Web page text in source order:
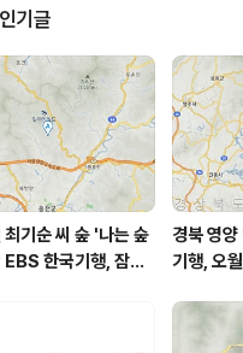
리거나 대기상황 공기질은 어제 초미세
/m³ 미세먼지는 좋음 = 12 ㎍/m³ 황사
자외선 (오후) = 보통 오늘 초미세먼
미세먼지는 좋음 = 24 ㎍/m³ 황사
자외선 (오후) =..
기글
최기순 씨 숲 '나는 숲
한국기행, 잠시
가볼 만한 곳, (구)
경북 영
기행, 오
어디? /
한 곳,